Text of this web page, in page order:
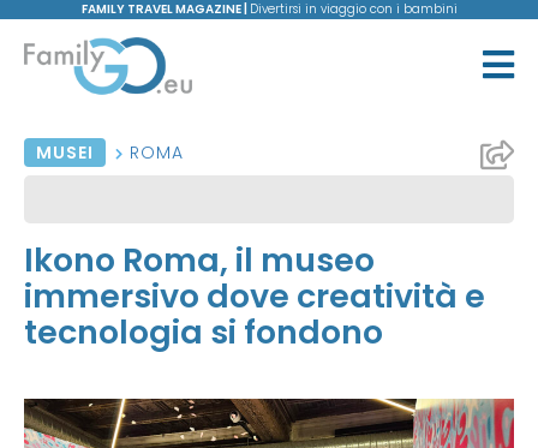
FAMILY TRAVEL MAGAZINE | Divertirsi in viaggio con i bambini
MUSEI ROMA
Ikono Roma, il museo
immersivo dove creatività e
tecnologia si fondono